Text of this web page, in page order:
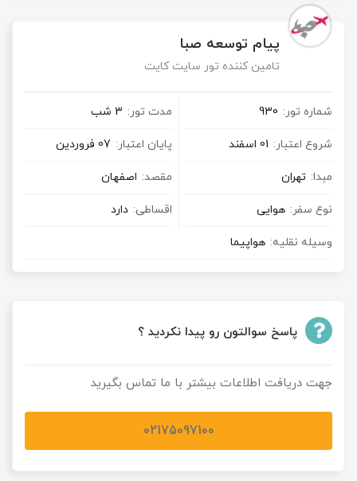
پیام توسعه صبا
تامین کننده تور سایت کایت
شماره تور: 930 مدت تور: 3 شب
شروع اعتبار: 01 اسفند پایان اعتبار: 07 فروردین
مبدا: تهران مقصد: اصفهان
نوع سفر: هوایی اقساطی: دارد
وسیله نقلیه: هواپیما
پاسخ سوالتون رو پیدا نکردید ؟
جهت دریافت اطلاعات بیشتر با ما تماس بگیرید
02175097100